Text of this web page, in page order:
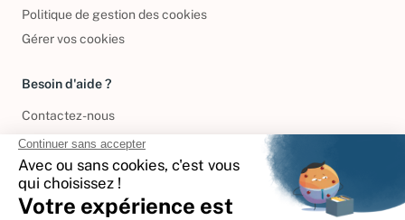
Politique de gestion des cookies
Gérer vos cookies
Besoin d'aide ?
Contactez-nous
International